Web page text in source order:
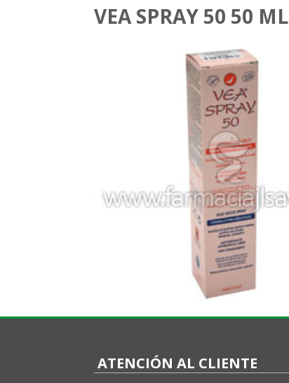
VEA SPRAY 50 50 ML
ATENCIÓN AL CLIENTE